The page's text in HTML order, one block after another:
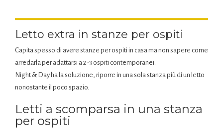
Letto extra in stanze per ospiti
Capita spesso di avere stanze per ospiti in casa ma non sapere come
arredarla per adattarsi a 2-3 ospiti contemporanei.
Night & Day ha la soluzione, riporre in una sola stanza più di un letto
nonostante il poco spazio.
Letti a scomparsa in una stanza
per ospiti